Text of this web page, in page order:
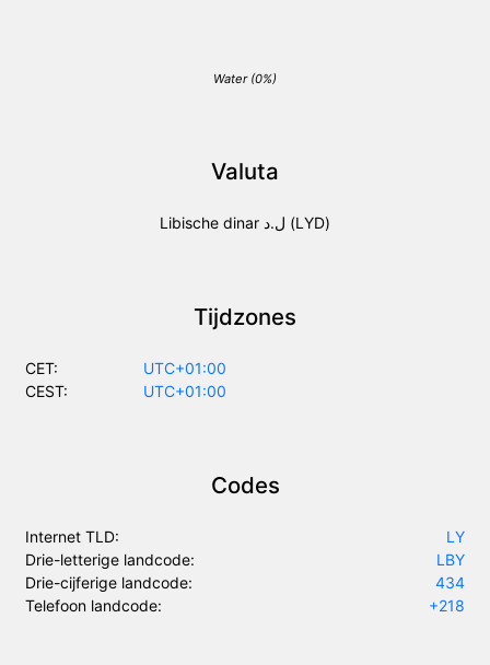
Water (0%)
Valuta
Libische dinar ل.د (LYD)
Tijdzones
CET:
UTC+01:00
CEST:
UTC+01:00
Codes
Internet TLD:
LY
Drie-letterige landcode:
LBY
Drie-cijferige landcode:
434
Telefoon landcode:
+218